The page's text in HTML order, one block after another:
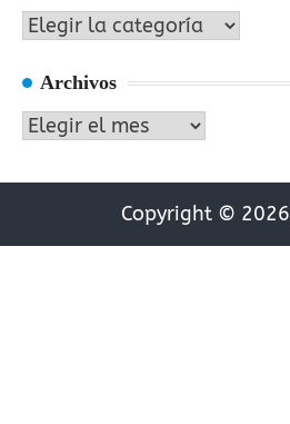
Categorías
Archivos
Archivos
Copyright © 2026